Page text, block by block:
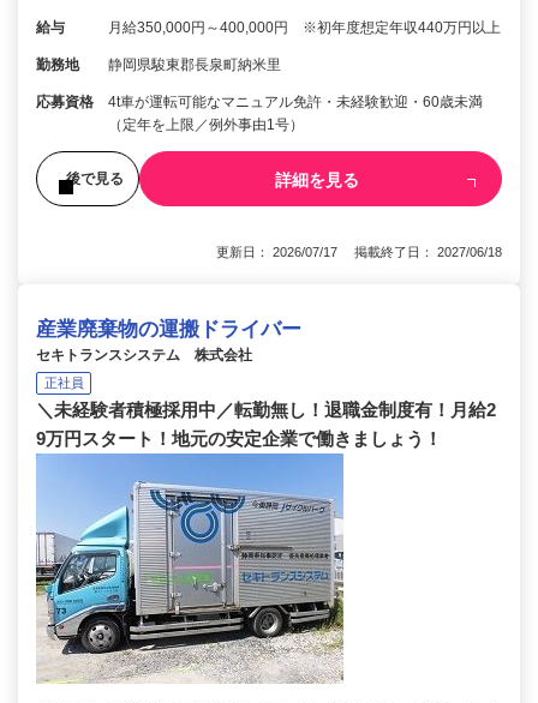
給与 月給350,000円～400,000円 ※初年度想定年収440万円以上
勤務地 静岡県駿東郡長泉町納米里
応募資格
4t車が運転可能なマニュアル免許・未経験歓迎・60歳未満
（定年を上限／例外事由1号）
後で見る 詳細を見る
更新日： 2026/07/17 掲載終了日： 2027/06/18
産業廃棄物の運搬ドライバー
セキトランスシステム 株式会社
正社員
＼未経験者積極採用中／転勤無し！退職金制度有！月給2
9万円スタート！地元の安定企業で働きましょう！